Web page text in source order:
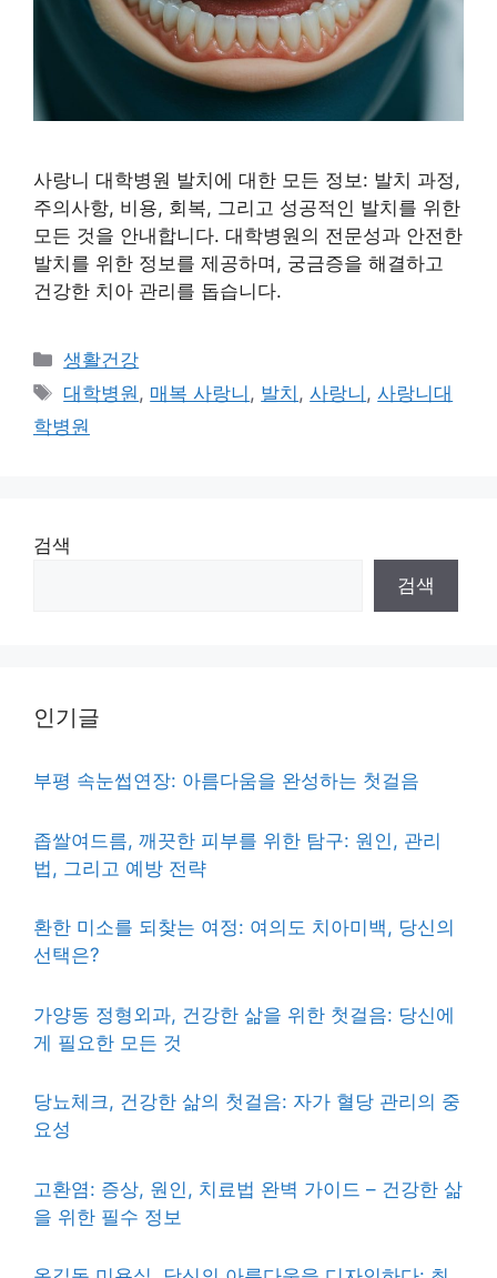
사랑니 대학병원 발치에 대한 모든 정보: 발치 과정,
주의사항, 비용, 회복, 그리고 성공적인 발치를 위한
모든 것을 안내합니다. 대학병원의 전문성과 안전한
발치를 위한 정보를 제공하며, 궁금증을 해결하고
건강한 치아 관리를 돕습니다.
Categories
생활건강
Tags
대학병원, 매복 사랑니 , 발치 ,사랑니 ,사랑니대
학병원
검색
검색
인기글
부평 속눈썹연장: 아름다움을 완성하는 첫걸음
좁쌀여드름, 깨끗한 피부를 위한 탐구: 원인, 관리
법, 그리고 예방 전략
환한 미소를 되찾는 여정: 여의도 치아미백, 당신의
선택은?
가양동 정형외과, 건강한 삶을 위한 첫걸음: 당신에
게 필요한 모든 것
당뇨체크, 건강한 삶의 첫걸음: 자가 혈당 관리의 중
요성
고환염: 증상, 원인, 치료법 완벽 가이드 – 건강한 삶
을 위한 필수 정보